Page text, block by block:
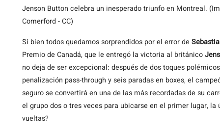
Jenson Button celebra un inesperado triunfo en Montreal.
Comerford - CC)
Si bien todos quedamos sorprendidos por el error de
Premio de Canadá, que le entregó la victoria al británico
no deja de ser excepcional: después de dos toques
penalización pass-through y seis paradas en boxes, el
seguro se convertirá en una de las más recordadas de su
el grupo dos o tres veces para ubicarse en el primer lugar,
vueltas?